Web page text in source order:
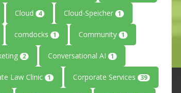
Cloud 4 Cloud-Speicher 1
comdocks 1 Community 1
2 Conversational AI 1
Law Clinic 1 Corporate Services 39